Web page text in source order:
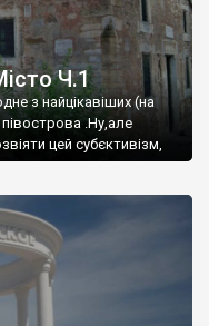
Ч.1
з найцікавіших (на
.Ну,але
цей субєктивізм,